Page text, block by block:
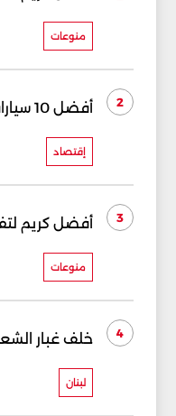
منوعات
2 أفضل 10 سيارات مناسبة للشباب
إقتصاد
3 أفضل كريم
منوعات
4 خلف غبار
لبنان